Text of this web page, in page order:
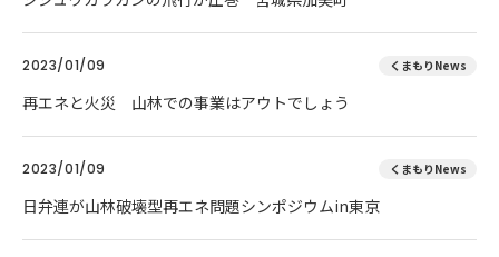
2023/01/09 くまもりNews
再エネと火災 山林での事業はアウトでしょう
2023/01/09 くまもりNews
日弁連が山林破壊型再エネ問題シンポジウムin東京